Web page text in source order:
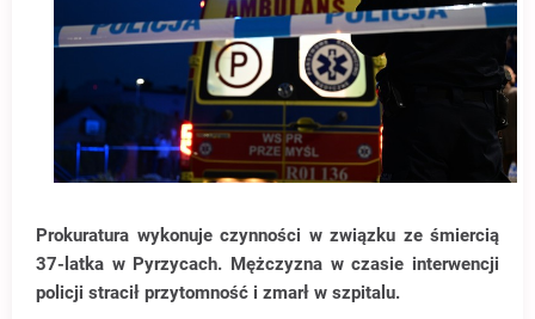
Prokuratura wykonuje czynności w związku ze śmiercią
37-latka w Pyrzycach. Mężczyzna w czasie interwencji
policji stracił przytomność i zmarł w szpitalu.